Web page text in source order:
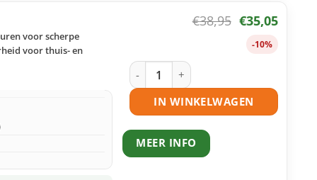
voor scherpe
voor thuis- en
€38,95 €35,05
-10%
Epson 24 (T2428) inktcartridges
IN WINKELWAGEN
MEER INFO